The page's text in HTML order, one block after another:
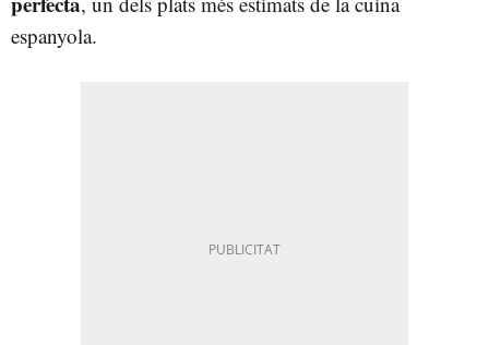
espanyola.